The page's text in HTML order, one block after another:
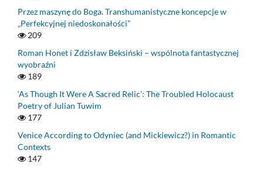
Przez maszynę do Boga. Transhumanistyczne koncepcje w
„Perfekcyjnej niedoskonałości”
209
Roman Honet i Zdzisław Beksiński – wspólnota fantastycznej
wyobraźni
189
‘As Though It Were A Sacred Relic’: The Troubled Holocaust
Poetry of Julian Tuwim
177
Venice According to Odyniec (and Mickiewicz?) in Romantic
Contexts
147